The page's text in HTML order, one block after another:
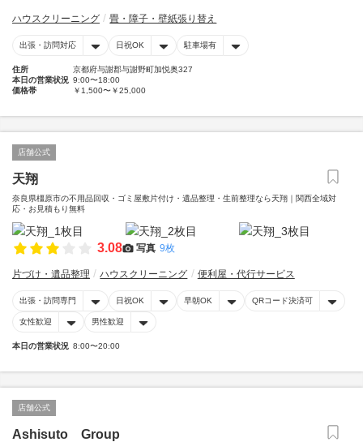
ハウスクリーニング 畳・障子・壁紙張り替え
出張・訪問対応 日祝OK 駐車場有
住所
京都府与謝郡与謝野町加悦奥327
本日の営業状況 9:00〜18:00
価格帯
￥1,500〜￥25,000
店舗公式
天翔
奈良県橿原市の不用品回収・ゴミ屋敷片付け・遺品整理・生前整理なら天翔｜関西全域対
応・お見積もり無料
3.08 写真 9枚
片づけ・遺品整理 ハウスクリーニング 便利屋・代行サービス
出張・訪問専門 日祝OK 早朝OK QRコード決済可
女性歓迎 男性歓迎
本日の営業状況 8:00〜20:00
店舗公式
Ashisuto Group